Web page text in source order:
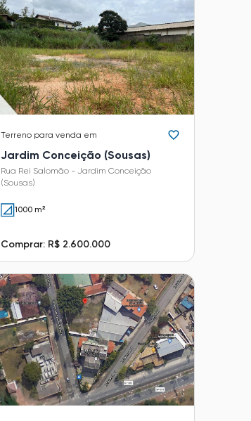
Terreno para venda em
Jardim Conceição (Sousas)
Rua Rei Salomão - Jardim Conceição
(Sousas)
1000 m²
Comprar: R$ 2.600.000